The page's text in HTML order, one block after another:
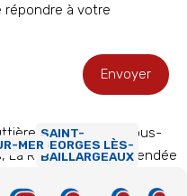
répondre à votre
Envoyer
SAINT-
GEORGES LÈS-
BAILLARGEAUX
MER